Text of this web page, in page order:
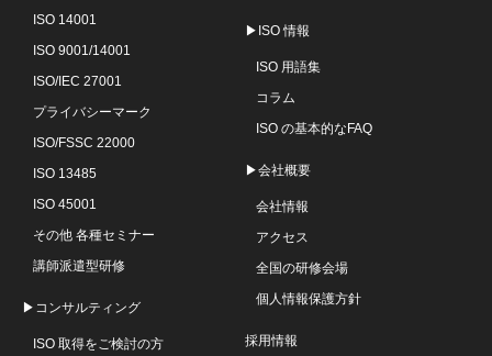
ISO 14001
ISO 9001/14001
ISO/IEC 27001
プライバシーマーク
ISO/FSSC 22000
ISO 13485
ISO 45001
その他 各種セミナー
講師派遣型研修
▶コンサルティング
ISO 取得をご検討の方
▶ISO 情報
ISO 用語集
コラム
ISO の基本的なFAQ
▶会社概要
会社情報
アクセス
全国の研修会場
個人情報保護方針
採用情報